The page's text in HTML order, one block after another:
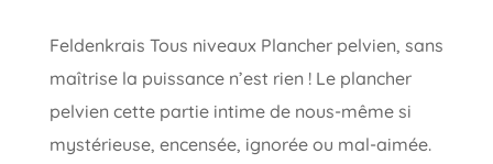
Feldenkrais Tous niveaux Plancher pelvien, sans
maîtrise la puissance n’est rien ! Le plancher
pelvien cette partie intime de nous-même si
mystérieuse, encensée, ignorée ou mal-aimée.